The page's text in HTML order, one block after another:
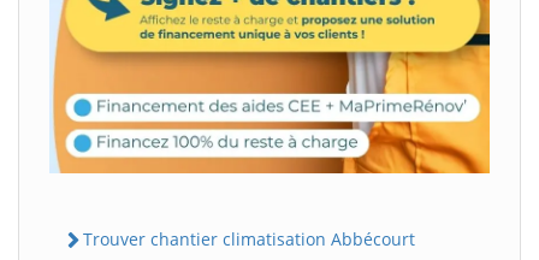
Trouver chantier climatisation Abbécourt